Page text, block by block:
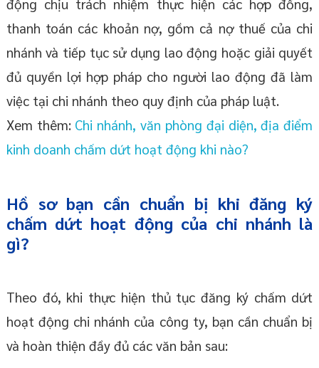
thanh toán các khoản nợ, gồm cả nợ thuế của chi
nhánh và tiếp tục sử dụng lao động hoặc giải quyết
đủ quyền lợi hợp pháp cho người lao động đã làm
việc tại chi nhánh theo quy định của pháp luật.
Xem thêm: Chi nhánh, văn phòng đại diện, địa điểm
kinh doanh chấm dứt hoạt động khi nào?
Hồ sơ bạn cần chuẩn bị khi đăng ký
chấm dứt hoạt động của chi nhánh là
gì?
Theo đó, khi thực hiện thủ tục đăng ký chấm dứt
hoạt động chi nhánh của công ty, bạn cần chuẩn bị
và hoàn thiện đầy đủ các văn bản sau: